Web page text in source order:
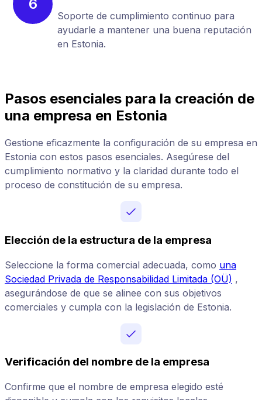
6
Soporte de cumplimiento continuo para
ayudarle a mantener una buena reputación
en Estonia.
Pasos esenciales para la creación de
una empresa en Estonia
Gestione eficazmente la configuración de su empresa en
Estonia con estos pasos esenciales. Asegúrese del
cumplimiento normativo y la claridad durante todo el
proceso de constitución de su empresa.
Elección de la estructura de la empresa
Seleccione la forma comercial adecuada, como una
Sociedad Privada de Responsabilidad Limitada (OÜ) ,
asegurándose de que se alinee con sus objetivos
comerciales y cumpla con la legislación de Estonia.
Verificación del nombre de la empresa
Confirme que el nombre de empresa elegido esté